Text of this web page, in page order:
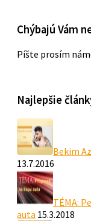
Chýbajú Vám
Píšte prosím
Najlepšie
Bekim
13.7.2016
TÉMA:
auta 15.3.2018